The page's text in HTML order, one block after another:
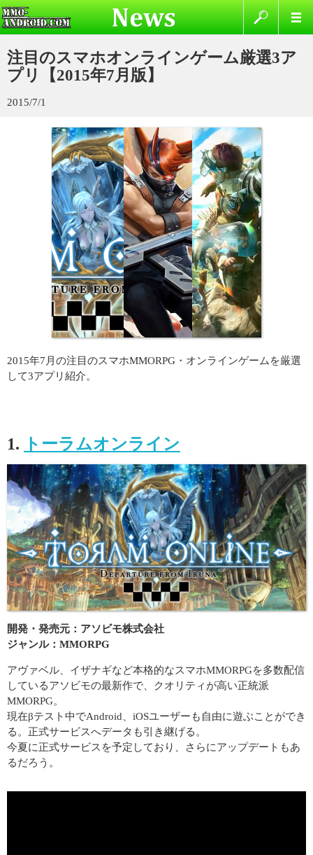
注目のスマホオンラインゲーム厳選3ア
プリ【2015年7月版】
2015/7/1
2015年7月の注目のスマホMMORPG・オンラインゲームを厳選
して3アプリ紹介。
1. トーラムオンライン
開発・発売元：アソビモ株式会社
ジャンル：MMORPG
アヴァベル、イザナギなど本格的なスマホMMORPGを多数配信
しているアソビモの最新作で、クオリティが高い正統派
MMORPG。
現在βテスト中でAndroid、iOSユーザーも自由に遊ぶことができ
る。正式サービスへデータも引き継げる。
今夏に正式サービスを予定しており、さらにアップデートもあ
るだろう。